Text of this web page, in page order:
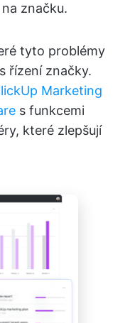
značku.
tyto problémy
řízení značky.
Marketing
s funkcemi
které zlepšují